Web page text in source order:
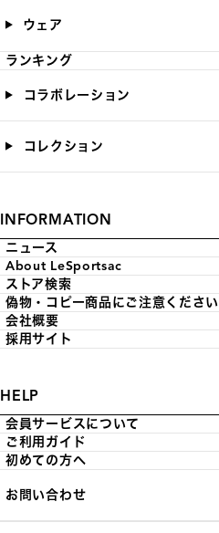
ウェア
ランキング
コラボレーション
コレクション
INFORMATION
ニュース
About LeSportsac
ストア検索
偽物・コピー商品にご注意ください
会社概要
採用サイト
HELP
会員サービスについて
ご利用ガイド
初めての方へ
お問い合わせ